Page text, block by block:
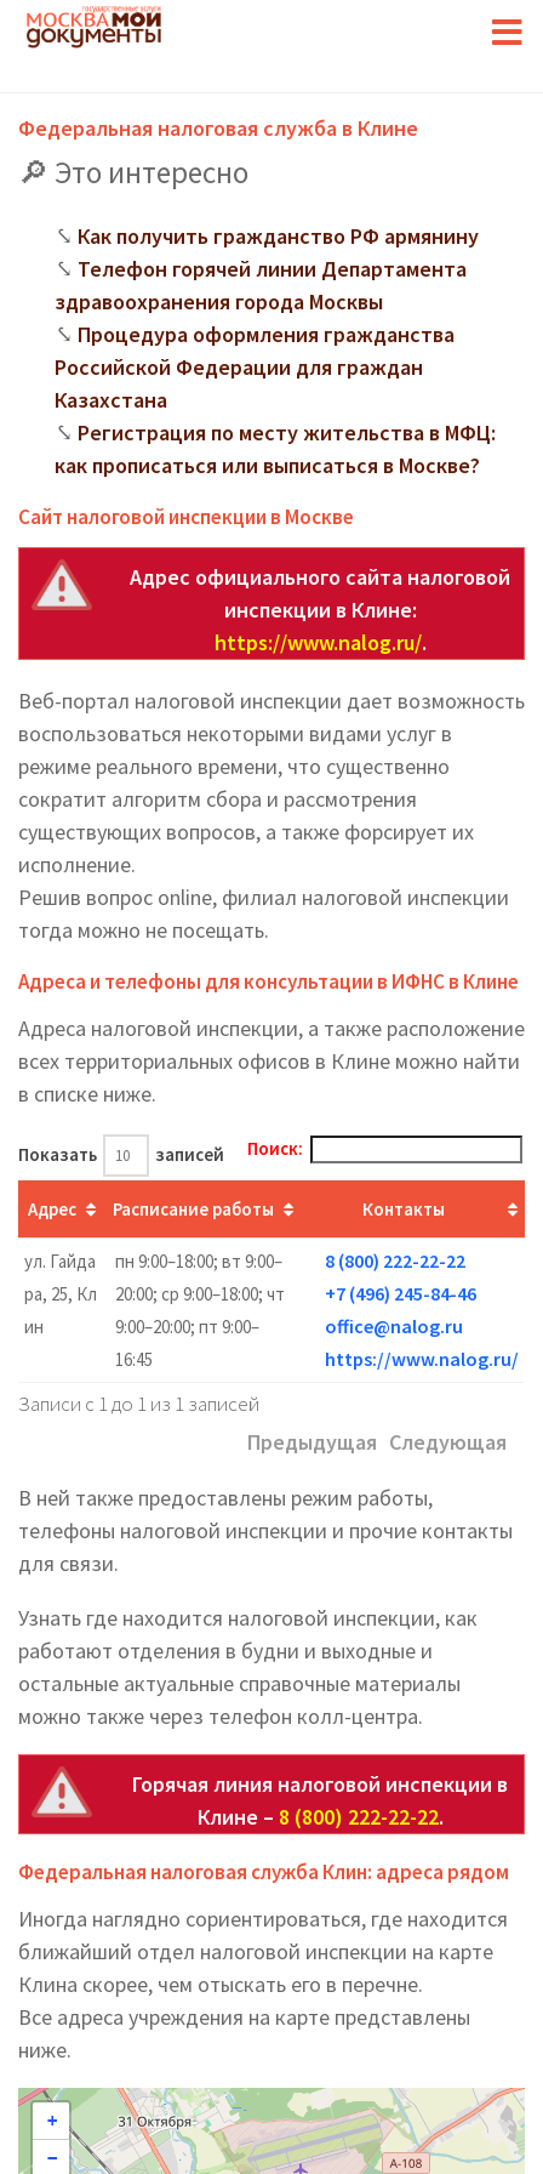
Федеральная налоговая служба в Клине
Это интересно
Как получить гражданство РФ армянину
Телефон горячей линии Департамента
здравоохранения города Москвы
Процедура оформления гражданства
Российской Федерации для граждан
Казахстана
Регистрация по месту жительства в МФЦ:
как прописаться или выписаться в Москве?
Сайт налоговой инспекции в Москве
Адрес официального сайта налоговой
инспекции в Клине:
https://www.nalog.ru/.
Веб-портал налоговой инспекции дает возможность
воспользоваться некоторыми видами услуг в
режиме реального времени, что существенно
сократит алгоритм сбора и рассмотрения
существующих вопросов, а также форсирует их
исполнение.
Решив вопрос online, филиал налоговой инспекции
тогда можно не посещать.
Адреса и телефоны для консультации в ИФНС в Клине
Адреса налоговой инспекции, а также расположение
всех территориальных офисов в Клине можно найти
в списке ниже.
Показать записей Поиск:
Адрес Расписание работы Контакты
ул. Гайда
ра, 25, Кл
ин
пн 9:00–18:00; вт 9:00–
20:00; ср 9:00–18:00; чт
9:00–20:00; пт 9:00–
16:45
8 (800) 222-22-22
+7 (496) 245-84-46
office@nalog.ru
https://www.nalog.ru/
Записи с 1 до 1 из 1 записей
Предыдущая Следующая
В ней также предоставлены режим работы,
телефоны налоговой инспекции и прочие контакты
для связи.
Узнать где находится налоговой инспекции, как
работают отделения в будни и выходные и
остальные актуальные справочные материалы
можно также через телефон колл-центра.
Горячая линия налоговой инспекции в
Клине – 8 (800) 222-22-22.
Федеральная налоговая служба Клин: адреса рядом
Иногда наглядно сориентироваться, где находится
ближайший отдел налоговой инспекции на карте
Клина скорее, чем отыскать его в перечне.
Все адреса учреждения на карте представлены
ниже.
+
−